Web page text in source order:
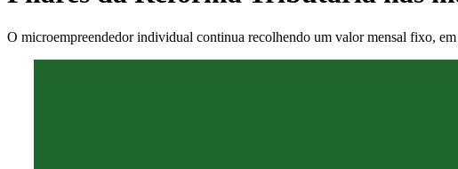
O microempreendedor individual continua recolhendo um valor mensal fixo,